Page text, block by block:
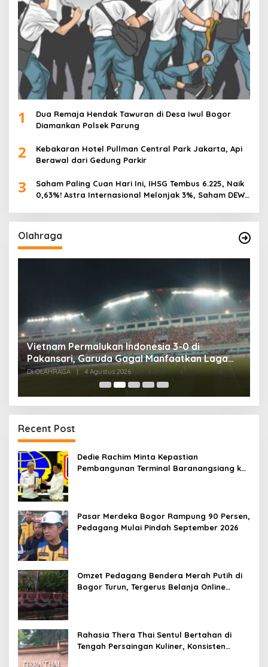
1
Dua Remaja Hendak Tawuran di Desa Iwul Bogor
Diamankan Polsek Parung
2
Kebakaran Hotel Pullman Central Park Jakarta, Api
Berawal dari Gedung Parkir
3
Saham Paling Cuan Hari Ini, IHSG Tembus 6.225, Naik
0,63%! Astra Internasional Melonjak 3%, Saham DEWA
Olahraga
Vietnam Permalukan Indonesia 3-0 di
Pakansari, Garuda Gagal Manfaatkan Laga
Kandang
Di OLAHRAGA | 4 Agustus 2026
Recent Post
Dedie Rachim Minta Kepastian
Pembangunan Terminal Baranangsiang ke
Pasar Merdeka Bogor Rampung 90 Persen,
Pedagang Mulai Pindah September 2026
Omzet Pedagang Bendera Merah Putih di
Bogor Turun, Tergerus Belanja Online
Rahasia Thera Thai Sentul Bertahan di
Tengah Persaingan Kuliner, Konsisten